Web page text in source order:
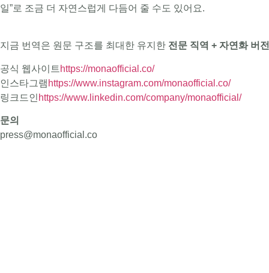
일”로 조금 더 자연스럽게 다듬어 줄 수도 있어요.
지금 번역은 원문 구조를 최대한 유지한 전문 직역 + 자연화 버전
공식 웹사이트 https://monaofficial.co/
인스타그램 https://www.instagram.com/monaofficial.co/
링크드인 https://www.linkedin.com/company/monaofficial/
문의
press@monaofficial.co